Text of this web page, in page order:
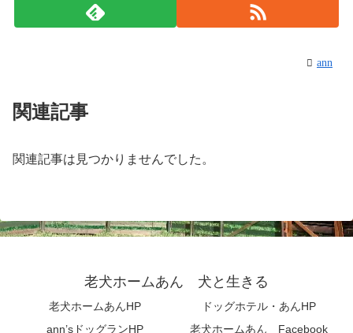
ann
関連記事
関連記事は見つかりませんでした。
老犬ホームあん 犬と生きる
老犬ホームあんHP
ドッグホテル・あんHP
ann’sドッグランHP
老犬ホームあん Facebook